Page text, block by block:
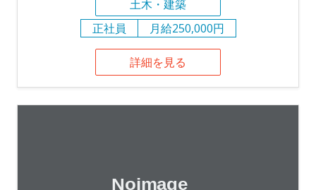
土木・建築
正社員
月給250,000円
詳細を見る